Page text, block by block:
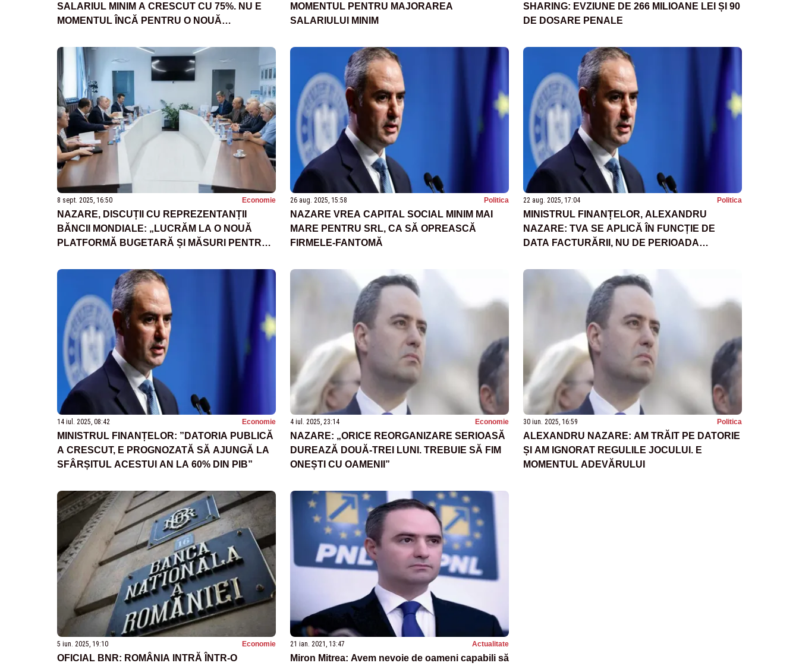
SALARIUL MINIM A CRESCUT CU 75%. NU E
MOMENTUL ÎNCĂ PENTRU O NOUĂ
MOMENTUL PENTRU MAJORAREA
SALARIULUI MINIM
SHARING: EVZIUNE DE 266 MILIOANE LEI ȘI 90
DE DOSARE PENALE
8 sept. 2025, 16:50 Economie
NAZARE, DISCUȚII CU REPREZENTANȚII
BĂNCII MONDIALE: „LUCRĂM LA O NOUĂ
PLATFORMĂ BUGETARĂ ȘI MĂSURI PENTRU
26 aug. 2025, 15:58 Politica
NAZARE VREA CAPITAL SOCIAL MINIM MAI
MARE PENTRU SRL, CA SĂ OPREASCĂ
FIRMELE-FANTOMĂ
22 aug. 2025, 17:04 Politica
MINISTRUL FINANȚELOR, ALEXANDRU
NAZARE: TVA SE APLICĂ ÎN FUNCȚIE DE
DATA FACTURĂRII, NU DE PERIOADA
14 iul. 2025, 08:42 Economie
MINISTRUL FINANȚELOR: ”DATORIA PUBLICĂ
A CRESCUT, E PROGNOZATĂ SĂ AJUNGĂ LA
SFÂRȘITUL ACESTUI AN LA 60% DIN PIB”
4 iul. 2025, 23:14 Economie
NAZARE: „ORICE REORGANIZARE SERIOASĂ
DUREAZĂ DOUĂ-TREI LUNI. TREBUIE SĂ FIM
ONEȘTI CU OAMENII”
30 iun. 2025, 16:59 Politica
ALEXANDRU NAZARE: AM TRĂIT PE DATORIE
ȘI AM IGNORAT REGULILE JOCULUI. E
MOMENTUL ADEVĂRULUI
5 iun. 2025, 19:10 Economie
OFICIAL BNR: ROMÂNIA INTRĂ ÎNTR-O
21 ian. 2021, 13:47 Actualitate
Miron Mitrea: Avem nevoie de oameni capabili să